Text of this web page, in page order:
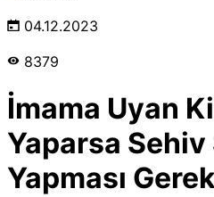
04.12.2023
8379
İmama Uyan
Yaparsa
Yapması